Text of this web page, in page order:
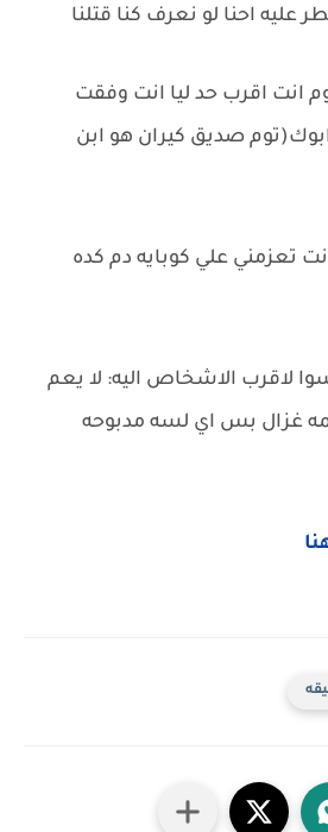
عليه احنا لو نعرف كنا قتلنا
انت اقرب حد ليا انت وفقت
صديق كيران هو ابن
تعزمني علي كوبايه دم كده
لاقرب الاشخاص اليه: لا يعم
غزال بس اي لسه مدبوحه